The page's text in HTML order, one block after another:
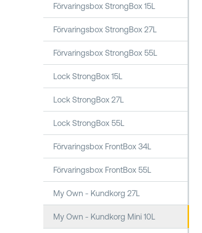
Förvaringsbox StrongBox 15L
Förvaringsbox StrongBox 27L
Förvaringsbox StrongBox 55L
Lock StrongBox 15L
Lock StrongBox 27L
Lock StrongBox 55L
Förvaringsbox FrontBox 34L
Förvaringsbox FrontBox 55L
My Own - Kundkorg 27L
My Own - Kundkorg Mini 10L